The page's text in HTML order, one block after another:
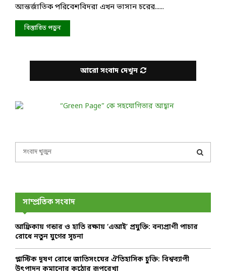
আন্তর্জাতিক পরিবেশবিদরা এখন ভাসান চরের......
বিস্তারিত পড়ুন
আরো সংবাদ দেখুন
f
r
E
A
সাম্প্রতিক সংবাদ
আফ্রিকায় গন্ডার ও হাতি রক্ষায় ‘এআই’ প্রযুক্তি: বন্যপ্রাণী পাচার
রোধে নতুন যুগের সূচনা
প্লাস্টিক দূষণ রোধে জাতিসংঘের ঐতিহাসিক চুক্তি: বিশ্বব্যাপী
উৎপাদন কমানোর কঠোর রূপরেখা